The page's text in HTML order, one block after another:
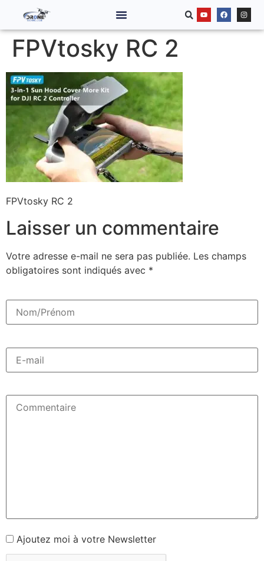
FPVtosky RC 2
FPVtosky RC 2
Laisser un commentaire
Votre adresse e-mail ne sera pas publiée. Les champs
obligatoires sont indiqués avec *
Ajoutez moi à votre Newsletter